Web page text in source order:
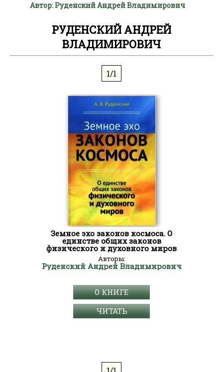
Автор: Руденский Андрей Владимирович
РУДЕНСКИЙ АНДРЕЙ
ВЛАДИМИРОВИЧ
1/1
Земное эхо законов космоса. О
единстве общих законов
физического и духовного миров
Авторы:
Руденский Андрей Владимирович
О КНИГЕ
ЧИТАТЬ